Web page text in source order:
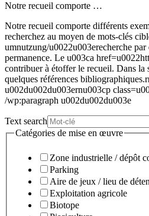
Notre recueil comporte …
Notre recueil comporte différents
recherchez au moyen de mots-clés
umnutzung/u0022u003erecherche
permanence. Le u003ca
contribuer à étoffer le recueil. Dans la
quelques références
u002du002du003ernu003cp
/wp:paragraph u002du002du003e
Text search
Catégories de mise en œuvre
Zone industrielle / dépôt
Parking
Aire de jeux / lieu de
Exploitation agricole
Biotope